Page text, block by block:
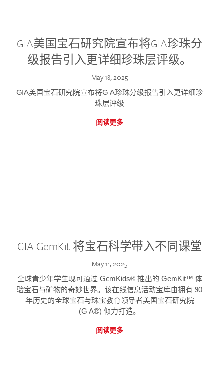
GIA美国宝石研究院宣布将GIA珍珠分
级报告引入更详细珍珠层评级。
May 18, 2025
GIA美国宝石研究院宣布将GIA珍珠分级报告引入更详细珍
珠层评级
阅读更多
GIA GemKit 将宝石科学带入不同课堂
May 11, 2025
全球青少年学生现可通过 GemKids® 推出的 GemKit™ 体
验宝石与矿物的奇妙世界。该在线信息活动宝库由拥有 90
年历史的全球宝石与珠宝教育领导者美国宝石研究院
(GIA®) 倾力打造。
阅读更多